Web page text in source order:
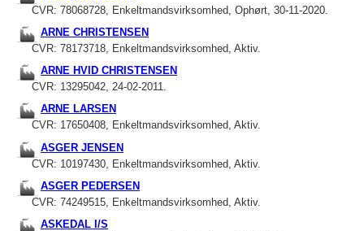
CVR: 78068728, Enkeltmandsvirksomhed, Ophørt, 30-11-2020.
ARNE CHRISTENSEN
CVR: 78173718, Enkeltmandsvirksomhed, Aktiv.
ARNE HVID CHRISTENSEN
CVR: 13295042, 24-02-2011.
ARNE LARSEN
CVR: 17650408, Enkeltmandsvirksomhed, Aktiv.
ASGER JENSEN
CVR: 10197430, Enkeltmandsvirksomhed, Aktiv.
ASGER PEDERSEN
CVR: 74249515, Enkeltmandsvirksomhed, Aktiv.
ASKEDAL I/S